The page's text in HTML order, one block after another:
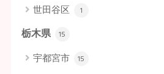
世田谷区 1
栃木県 15
宇都宮市 15